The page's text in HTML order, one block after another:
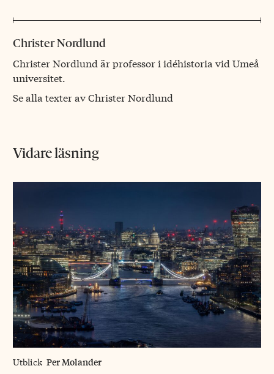
Christer Nordlund
Christer Nordlund är professor i idéhistoria vid Umeå
universitet.
Se alla texter av Christer Nordlund
Vidare läsning
Utblick Per Molander